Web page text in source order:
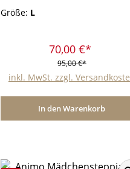
Größe: L
70,00 €*
95,00 €*
inkl. MwSt. zzgl.
In den Warenkorb